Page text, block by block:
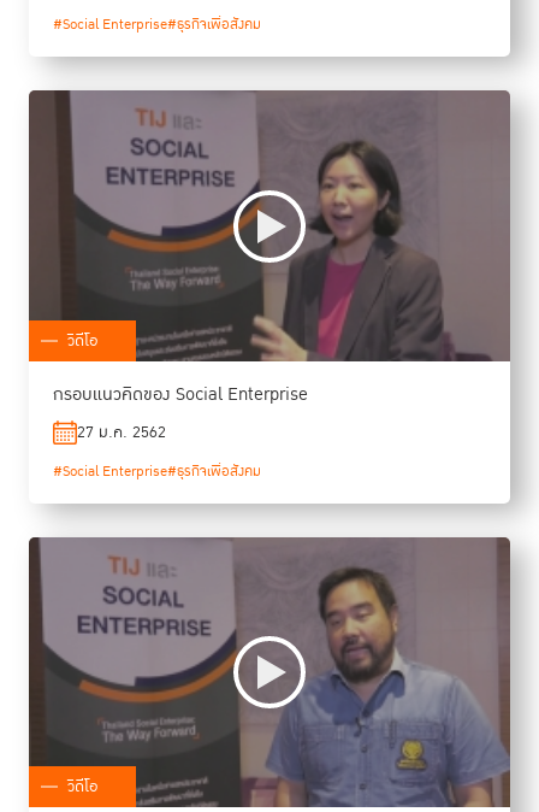
#Social Enterprise#ธุรกิจเพื่อสังคม
วิดีโอ
กรอบแนวคิดของ Social Enterprise
27 ม.ค. 2562
#Social Enterprise#ธุรกิจเพื่อสังคม
วิดีโอ